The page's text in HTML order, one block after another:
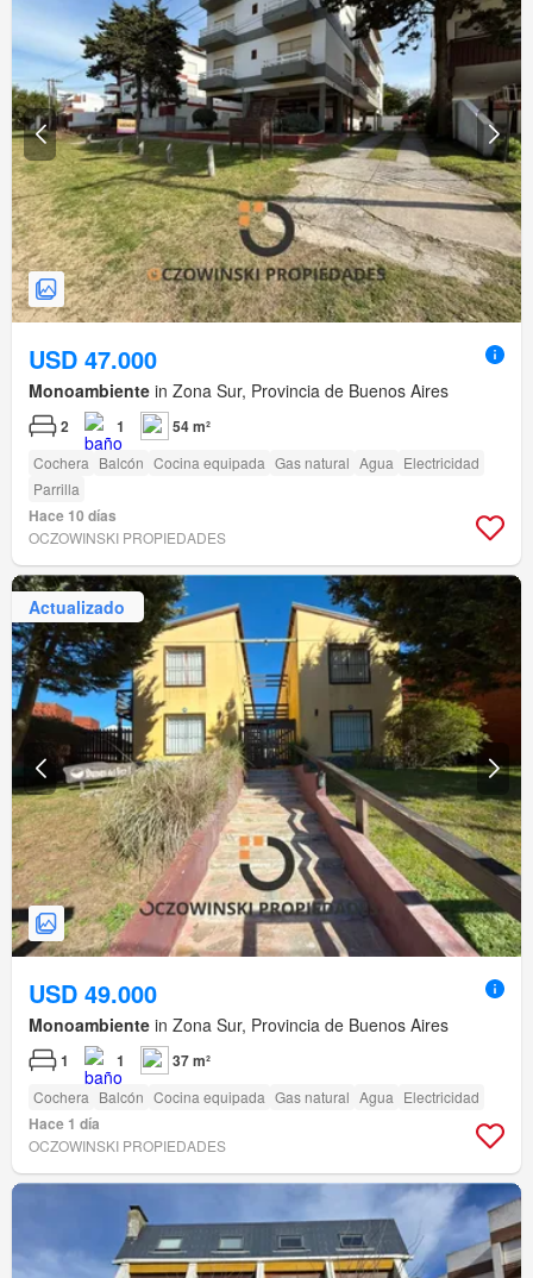
USD 47.000
Monoambiente in Zona Sur, Provincia de Buenos Aires
2 1 54 m²
Cochera Balcón Cocina equipada Gas natural Agua Electricidad
Parrilla
Hace 10 días
OCZOWINSKI PROPIEDADES
Actualizado
USD 49.000
Monoambiente in Zona Sur, Provincia de Buenos Aires
1 1 37 m²
Cochera Balcón Cocina equipada Gas natural Agua Electricidad
Hace 1 día
OCZOWINSKI PROPIEDADES